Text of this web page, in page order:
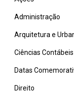
Administração
Arquitetura e
Ciências Contábeis
Datas
Direito